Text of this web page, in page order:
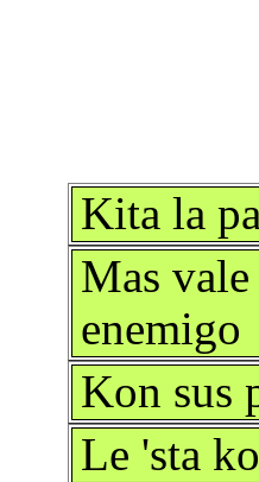
Kita la
Mas
enemigo
Kon sus
Le 'sta